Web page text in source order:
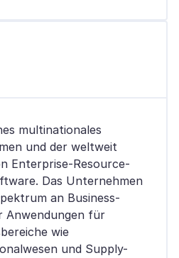
multinationales
und der weltweit
Enterprise-Resource-
Das Unternehmen
an Business-
Anwendungen für
wie
und Supply-